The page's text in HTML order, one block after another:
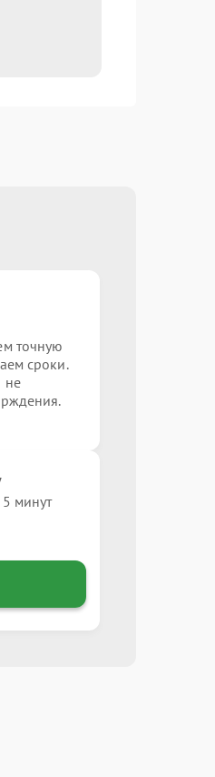
точную
сроки.
не
минут